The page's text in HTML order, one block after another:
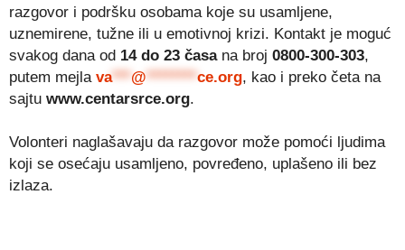
razgovor i podršku osobama koje su usamljene,
uznemirene, tužne ili u emotivnoj krizi. Kontakt je moguć
svakog dana od 14 do 23 časana broj 0800-300-303,
putem mejla va***@********ce.org, kao i preko četa na
sajtu www.centarsrce.org.
Volonteri naglašavaju da razgovor može pomoći ljudima
koji se osećaju usamljeno, povređeno, uplašeno ili bez
izlaza.